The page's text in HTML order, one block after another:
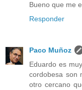
Bueno que me
Responder
Paco Muñoz
Eduardo es
cordobesa son
otro cercano